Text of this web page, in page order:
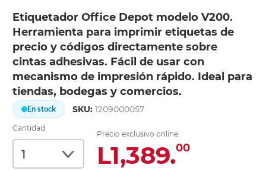
Etiquetador Office Depot modelo V200.
Herramienta para imprimir etiquetas de
precio y códigos directamente sobre
cintas adhesivas. Fácil de usar con
mecanismo de impresión rápido. Ideal para
tiendas, bodegas y comercios.
En stock SKU:1209000057
Cantidad
Precio exclusivo online:
L1,389.00